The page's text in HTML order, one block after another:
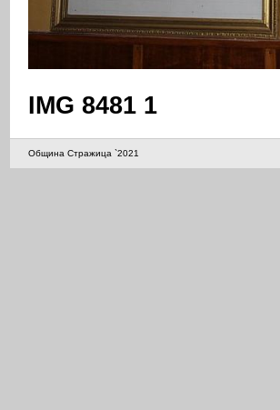
IMG 8481 1
Община Стражица `2021